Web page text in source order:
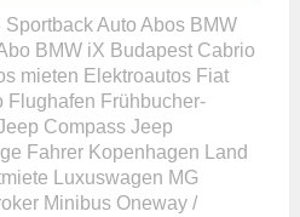
SportbackAuto Abos BMW
BMW iX Budapest Cabrio
mieten Elektroautos Fiat
Flughafen Frühbucher-
Compass Jeep
Fahrer Kopenhagen
Land
Luxuswagen MG
Minibus Oneway /